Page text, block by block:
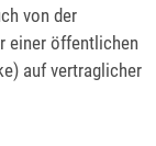
von der
einer öffentlichen
auf vertraglicher